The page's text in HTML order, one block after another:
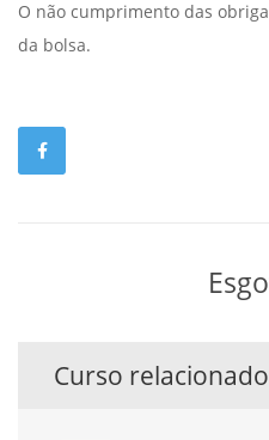
O não cumprimento das
da bolsa.
Curso relacionado